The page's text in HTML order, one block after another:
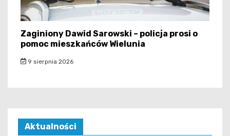
Zaginiony Dawid Sarowski – policja prosi o
pomoc mieszkańców Wielunia
9 sierpnia 2026
Aktualności